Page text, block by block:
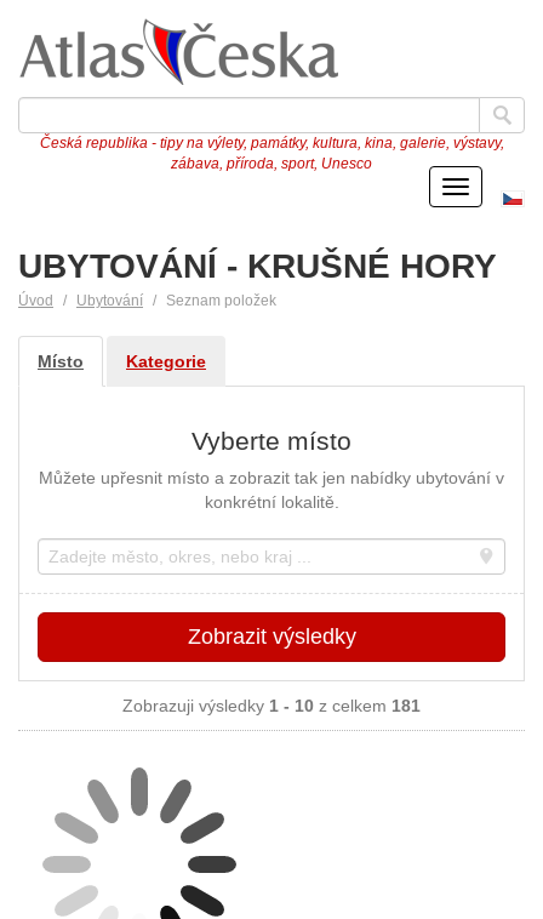
Česká republika - tipy na výlety, památky, kultura, kina, galerie, výstavy,
zábava, příroda, sport, Unesco
Menu
UBYTOVÁNÍ - KRUŠNÉ HORY
Úvod Ubytování Seznam položek
Místo Kategorie
Vyberte místo
Můžete upřesnit místo a zobrazit tak jen nabídky ubytování v
konkrétní lokalitě.
Místo
Zobrazit výsledky
Zobrazuji výsledky 1 - 10 z celkem 181